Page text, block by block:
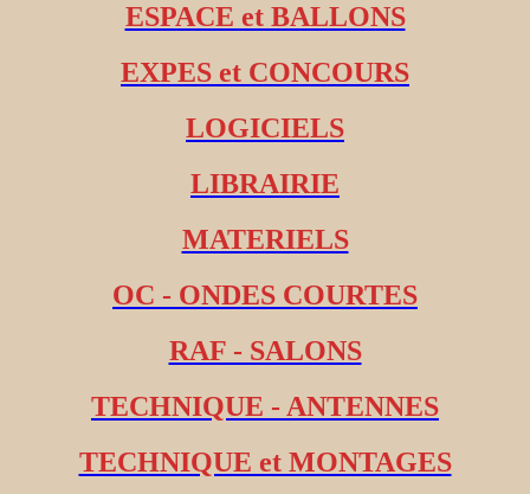
ESPACE et BALLONS
EXPES et CONCOURS
LOGICIELS
LIBRAIRIE
MATERIELS
OC - ONDES COURTES
RAF - SALONS
TECHNIQUE - ANTENNES
TECHNIQUE et MONTAGES